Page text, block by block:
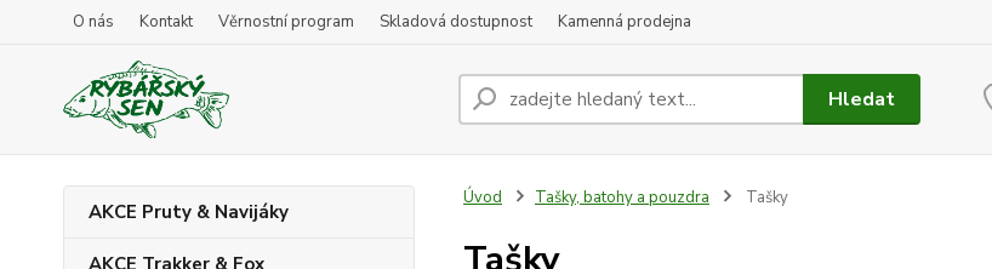
O nás Kontakt Věrnostní program Skladová dostupnost Kamenná prodejna
Hledat
AKCE Pruty & Navijáky
AKCE Trakker & Fox
Úvod Tašky, batohy a pouzdra Tašky